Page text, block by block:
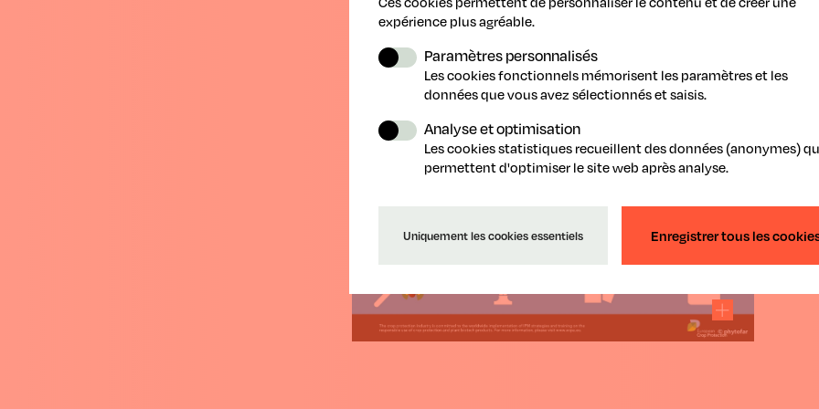
expérience plus agréable.
Paramètres personnalisés
Les cookies fonctionnels mémorisent les paramètres et les
données que vous avez sélectionnés et saisis.
Analyse et optimisation
Les cookies statistiques recueillent des données (anonymes)
permettent d'optimiser le site web après analyse.
Uniquement les cookies essentiels Enregistrer tous les